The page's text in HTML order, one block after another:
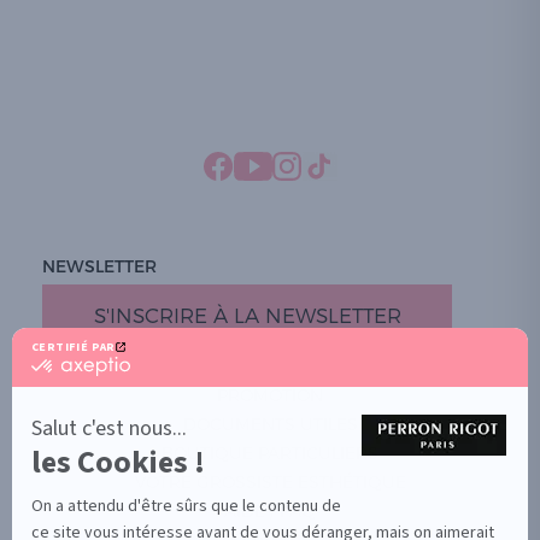
CERTIFIÉ PAR
certifié
En
savoir
plus
sur
Axeptio
Salut c'est nous...
les Cookies !
On a attendu d'être sûrs que le contenu de
ce site vous intéresse avant de vous déranger, mais on aimerait
NEWSLETTER
S'INSCRIRE À LA NEWSLETTER
BOUTIQUE PARTICULIERS
AIDE / FAQ